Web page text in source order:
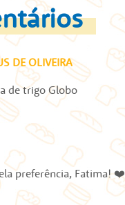
DE OLIVEIRA
de trigo Globo
preferência, Fatima! ❤️